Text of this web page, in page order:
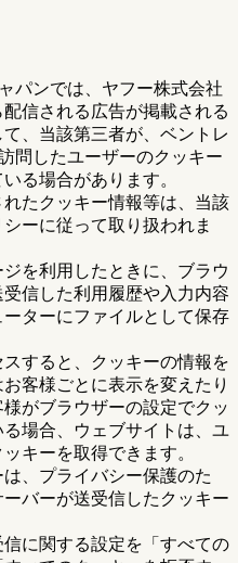
パンでは、ヤフー株式会社
信される広告が掲載される
、当該第三者が、ベントレ
問したユーザーのクッキー
る場合があります。
たクッキー情報等は、当該
ーに従って取り扱われま
を利用したときに、ブラウ
信した利用履歴や入力内容
ターにファイルとして保存
すると、クッキーの情報を
客様ごとに表示を変えたり
がブラウザーの設定でクッ
場合、ウェブサイトは、ユ
キーを取得できます。
、プライバシー保護のた
バーが送受信したクッキー
に関する設定を「すべての